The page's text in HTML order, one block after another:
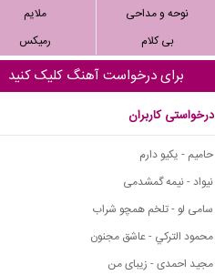
نوحه و مداحی
ملایم
بی کلام
رمیکس
برای درخواست آهنگ کلیک کنید
درخواستی کاربران
حامیم - یکیو دارم
نیواد - نیمه گمشدمی
سامی لو - تلخم همچو شراب
محمود التركي - عاشق مجنون
مجید احمدی - زیبای من